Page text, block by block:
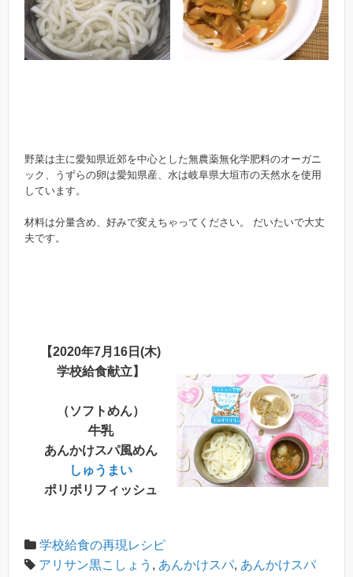
野菜は主に愛知県近郊を中心とした無農薬無化学肥料のオーガニ
ック、うずらの卵は愛知県産、水は岐阜県大垣市の天然水を使用
しています。
材料は分量含め、好みで変えちゃってください。 だいたいで大丈
夫です。
【2020年7月16日(木)
学校給食献立】
（ソフトめん）
牛乳
あんかけスパ風めん
しゅうまい
ポリポリフィッシュ
学校給食の再現レシピ
アリサン黒こしょう , あんかけスパ, あんかけスパ